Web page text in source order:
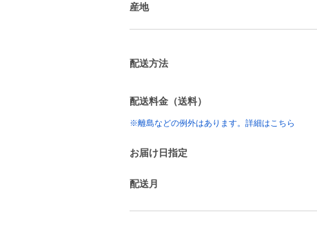
産地
配送方法
配送料金（送料）
※離島などの例外はあります。詳細はこちら
お届け日指定
配送月